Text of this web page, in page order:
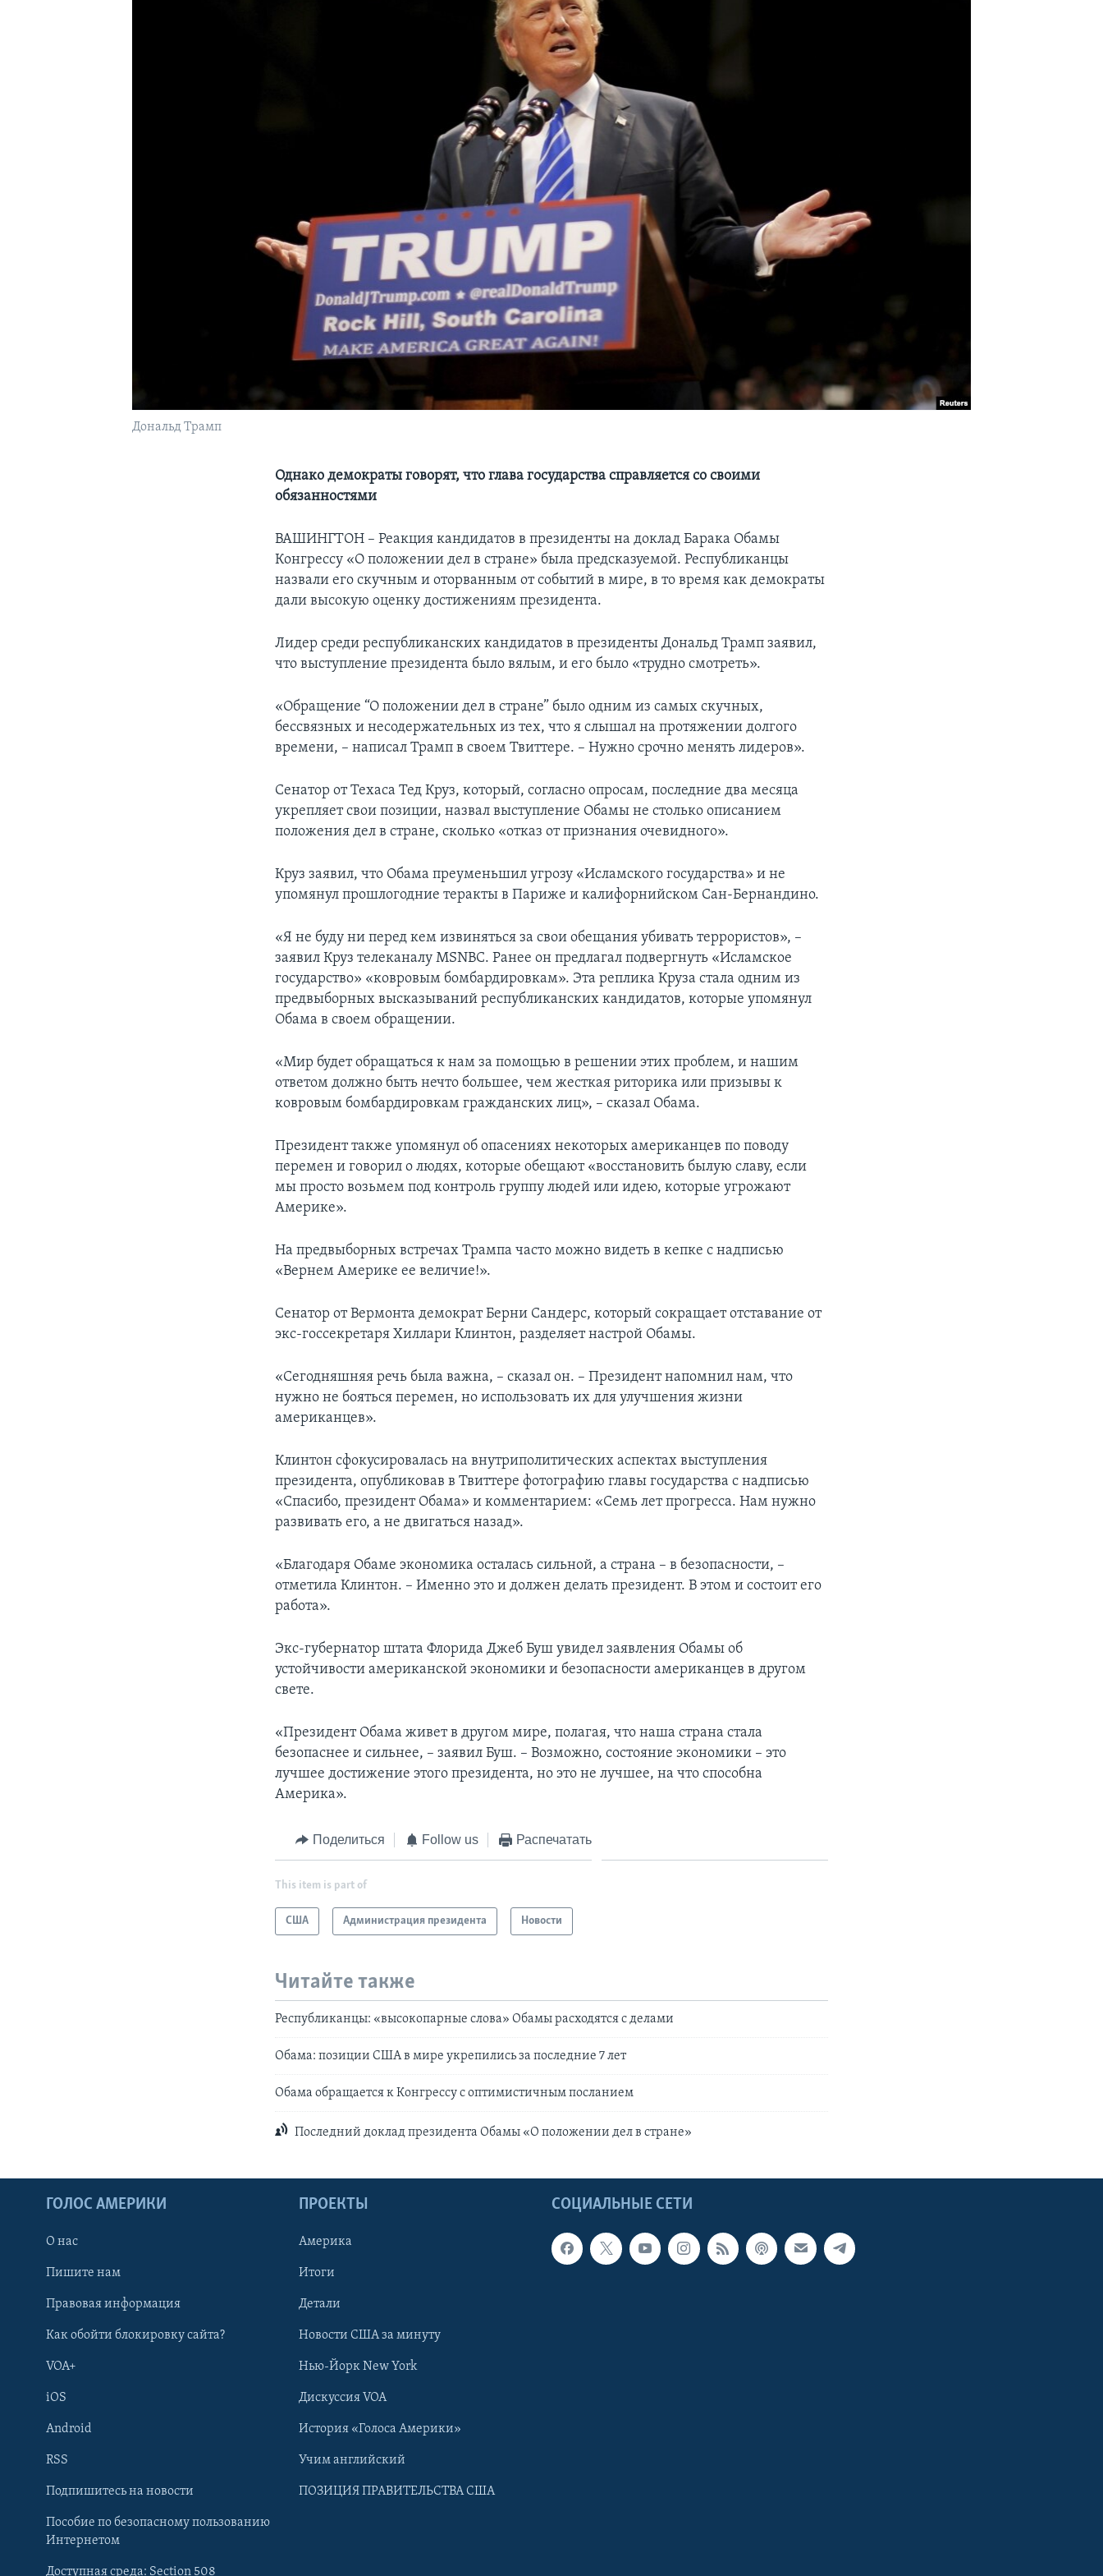
Learning English
Дональд Трамп
Однако демократы говорят, что глава государства справляется со своими
обязанностями
ВАШИНГТОН – Реакция кандидатов в президенты на доклад Барака Обамы
Конгрессу «О положении дел в стране» была предсказуемой. Республиканцы
назвали его скучным и оторванным от событий в мире, в то время как демократы
дали высокую оценку достижениям президента.
Лидер среди республиканских кандидатов в президенты Дональд Трамп заявил,
что выступление президента было вялым, и его было «трудно смотреть».
«Обращение “О положении дел в стране” было одним из самых скучных,
бессвязных и несодержательных из тех, что я слышал на протяжении долгого
времени, – написал Трамп в своем Твиттере. – Нужно срочно менять лидеров».
Сенатор от Техаса Тед Круз, который, согласно опросам, последние два месяца
укрепляет свои позиции, назвал выступление Обамы не столько описанием
положения дел в стране, сколько «отказ от признания очевидного».
Круз заявил, что Обама преуменьшил угрозу «Исламского государства» и не
упомянул прошлогодние теракты в Париже и калифорнийском Сан-Бернандино.
«Я не буду ни перед кем извиняться за свои обещания убивать террористов», –
заявил Круз телеканалу MSNBC. Ранее он предлагал подвергнуть «Исламское
государство» «ковровым бомбардировкам». Эта реплика Круза стала одним из
предвыборных высказываний республиканских кандидатов, которые упомянул
Обама в своем обращении.
«Мир будет обращаться к нам за помощью в решении этих проблем, и нашим
ответом должно быть нечто большее, чем жесткая риторика или призывы к
ковровым бомбардировкам гражданских лиц», – сказал Обама.
Президент также упомянул об опасениях некоторых американцев по поводу
перемен и говорил о людях, которые обещают «восстановить былую славу, если
мы просто возьмем под контроль группу людей или идею, которые угрожают
Америке».
На предвыборных встречах Трампа часто можно видеть в кепке с надписью
«Вернем Америке ее величие!».
Сенатор от Вермонта демократ Берни Сандерс, который сокращает отставание от
экс-госсекретаря Хиллари Клинтон, разделяет настрой Обамы.
«Сегодняшняя речь была важна, – сказал он. – Президент напомнил нам, что
нужно не бояться перемен, но использовать их для улучшения жизни
американцев».
Клинтон сфокусировалась на внутриполитических аспектах выступления
президента, опубликовав в Твиттере фотографию главы государства с надписью
«Спасибо, президент Обама» и комментарием: «Семь лет прогресса. Нам нужно
развивать его, а не двигаться назад».
«Благодаря Обаме экономика осталась сильной, а страна – в безопасности, –
отметила Клинтон. – Именно это и должен делать президент. В этом и состоит его
работа».
Экс-губернатор штата Флорида Джеб Буш увидел заявления Обамы об
устойчивости американской экономики и безопасности американцев в другом
свете.
«Президент Обама живет в другом мире, полагая, что наша страна стала
безопаснее и сильнее, – заявил Буш. – Возможно, состояние экономики – это
лучшее достижение этого президента, но это не лучшее, на что способна
Америка».
Поделиться Follow us Распечатать
This item is part of
США Администрация президента Новости
Читайте также
Республиканцы: «высокопарные слова» Обамы расходятся с делами
Обама: позиции США в мире укрепились за последние 7 лет
Обама обращается к Конгрессу с оптимистичным посланием
Последний доклад президента Обамы «О положении дел в стране»
СОЦИАЛЬНЫЕ СЕТИ
ГОЛОС АМЕРИКИ
О нас
Пишите нам
Правовая информация
Как обойти блокировку сайта?
VOA+
iOS
Android
RSS
Подпишитесь на новости
Пособие по безопасному пользованию
Интернетом
Доступная среда: Section 508
ПРОЕКТЫ
Америка
Итоги
Детали
Новости США за минуту
Нью-Йорк New York
Дискуссия VOA
История «Голоса Америки»
Учим английский
ПОЗИЦИЯ ПРАВИТЕЛЬСТВА США